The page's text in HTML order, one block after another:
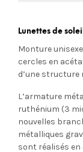
Lunettes de
Monture
cercles en
d’une structure
L’armature
ruthénium (3
nouvelles
métalliques
sont réalisés en